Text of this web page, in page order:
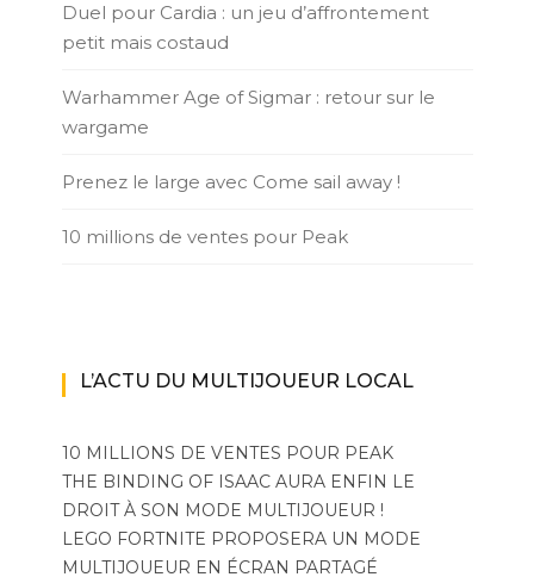
Duel pour Cardia : un jeu d’affrontement
petit mais costaud
Warhammer Age of Sigmar : retour sur le
wargame
Prenez le large avec Come sail away !
10 millions de ventes pour Peak
L’ACTU DU MULTIJOUEUR LOCAL
10 MILLIONS DE VENTES POUR PEAK
THE BINDING OF ISAAC AURA ENFIN LE
DROIT À SON MODE MULTIJOUEUR !
LEGO FORTNITE PROPOSERA UN MODE
MULTIJOUEUR EN ÉCRAN PARTAGÉ